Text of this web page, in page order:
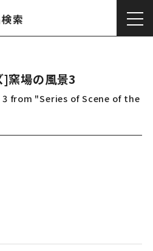
]窯場の風景3
from "Series of Scene of the